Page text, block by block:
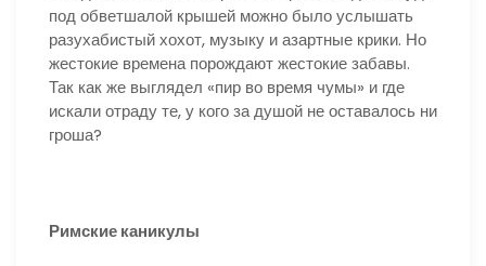
под обветшалой крышей можно было услышать
разухабистый хохот, музыку и азартные крики. Но
жестокие времена порождают жестокие забавы.
Так как же выглядел «пир во время чумы» и где
искали отраду те, у кого за душой не оставалось ни
гроша?
Римские каникулы